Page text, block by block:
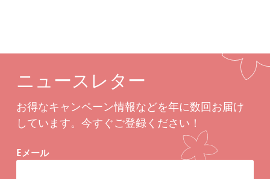
ニュースレター
お得なキャンペーン情報などを年に数回お届け
しています。今すぐご登録ください！
Eメール